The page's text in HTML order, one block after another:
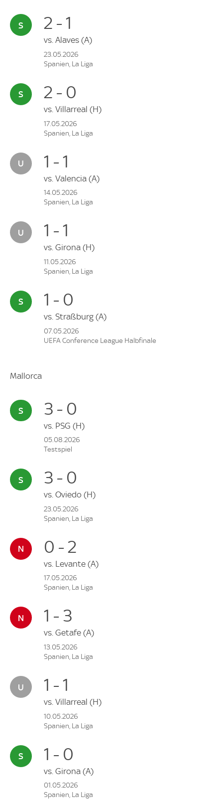
2 - 1
vs. Alaves (A)
23.05.2026
Spanien, La Liga
2 - 0
vs. Villarreal (H)
17.05.2026
Spanien, La Liga
1 - 1
vs. Valencia (A)
14.05.2026
Spanien, La Liga
1 - 1
vs. Girona (H)
11.05.2026
Spanien, La Liga
1 - 0
vs. Straßburg (A)
07.05.2026
UEFA Conference League Halbfinale
Mallorca
3 - 0
vs. PSG (H)
05.08.2026
Testspiel
3 - 0
vs. Oviedo (H)
23.05.2026
Spanien, La Liga
0 - 2
vs. Levante (A)
17.05.2026
Spanien, La Liga
1 - 3
vs. Getafe (A)
13.05.2026
Spanien, La Liga
1 - 1
vs. Villarreal (H)
10.05.2026
Spanien, La Liga
1 - 0
vs. Girona (A)
01.05.2026
Spanien, La Liga